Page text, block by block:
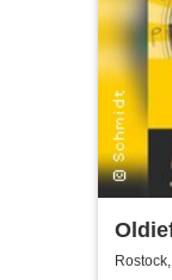
Club